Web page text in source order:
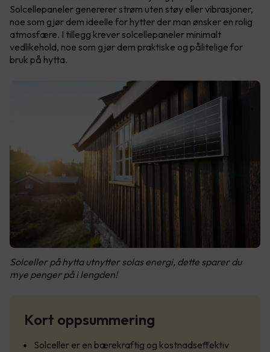
Solcellepaneler genererer strøm uten støy eller vibrasjoner,
noe som gjør dem ideelle for hytter der man ønsker en rolig
atmosfære. I tillegg krever solcellepaneler minimalt
vedlikehold, noe som gjør dem praktiske og pålitelige for
bruk på hytta.
Solceller på hytta utnytter solas energi, dette sparer du
mye penger på i lengden!
Kort oppsummering
Solceller er en bærekraftig og kostnadseffektiv